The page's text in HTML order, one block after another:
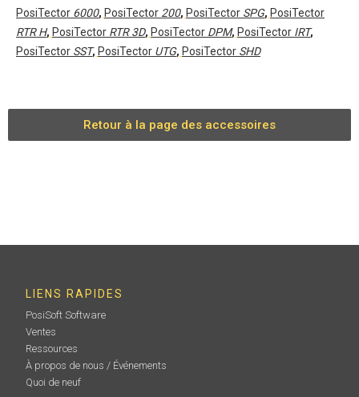
PosiTector 6000, PosiTector 200, PosiTector SPG, PosiTector
RTR H, PosiTector RTR 3D, PosiTector DPM, PosiTector IRT,
PosiTector SST, PosiTector UTG, PosiTector SHD
Retour à la page des accessoires
LIENS RAPIDES
PosiSoft Software
Ventes
Ressources
À propos de nous / Événements
Quoi de neuf